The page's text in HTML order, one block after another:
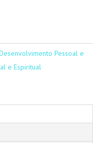
Pessoal e
e Espiritual